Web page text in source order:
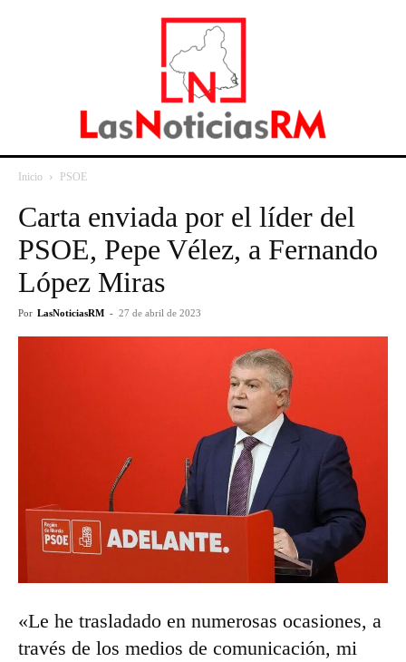
Inicio PSOE
Carta enviada por el líder del
PSOE, Pepe Vélez, a Fernando
López Miras
Por LasNoticiasRM - 27 de abril de 2023
«Le he trasladado en numerosas ocasiones, a
través de los medios de comunicación, mi